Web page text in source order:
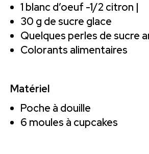
1 blanc d’oeuf -1/2 citron |
30 g de sucre glace
Quelques perles de sucre
Colorants alimentaires
Matériel
Poche à douille
6 moules à cupcakes